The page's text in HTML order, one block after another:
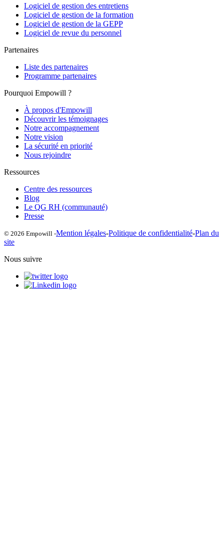
Logiciel de gestion des entretiens
Logiciel de gestion de la formation
Logiciel de gestion de la GEPP
Logiciel de revue du personnel
Partenaires
Liste des partenaires
Programme partenaires
Pourquoi Empowill ?
À propos d'Empowill
Découvrir les témoignages
Notre accompagnement
Notre vision
La sécurité en priorité
Nous rejoindre
Ressources
Centre des ressources
Blog
Le QG RH (communauté)
Presse
© 2026 Empowill -Mention légales-Politique de confidentialité-Plan du
site
Nous suivre